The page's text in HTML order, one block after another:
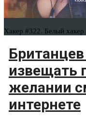
Хакер #322. Белый хакер
извещать
желании
интернете